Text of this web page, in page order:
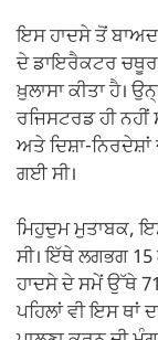
ਇਸ ਹਾਦਸੇ ਤੋਂ
ਦੇ ਡਾਇਰੈਕਟਰ
ਖ਼ੁਲਾਸਾ ਕੀਤਾ ਹੈ।
ਰਜਿਸਟਰਡ ਹੀ ਨਹੀਂ
ਅਤੇ ਦਿਸ਼ਾ-
ਗਈ ਸੀ।
ਮਿਹੁਦੁਮ ਮੁਤਾਬਕ,
ਸੀ। ਇੱਥੇ ਲਗਭਗ
ਹਾਦਸੇ ਦੇ ਸਮੇਂ ਉੱਥੇ
ਪਹਿਲਾਂ ਵੀ ਇਸ ਥਾਂ